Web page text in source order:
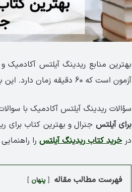
بهترین منابع ریدینگ آیلتس
آزمون است که 60 دقیقه زمان دارد. این بخش سه متن دارد که از آسان به سخت درجه‌بندی می‌شود.
سؤالات ریدینگ آیلتس آکادمیک با
برای آیلتس جنرال و بهترین کتاب برای
در خرید کتاب ریدینگ آیلتس را
فهرست مطالب مقاله پنهان